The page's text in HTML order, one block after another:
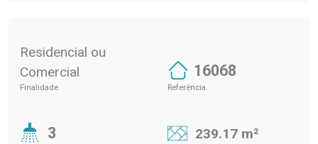
Residencial ou
Comercial
Finalidade
16068
Referência
3 239.17 m²